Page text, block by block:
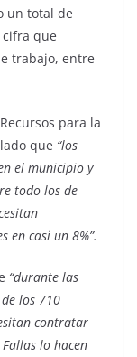
un total de
que
trabajo, entre
para la
que “los
el municipio y
todo los de
en casi un 8%”.
“durante las
los 710
contratar
lo hacen